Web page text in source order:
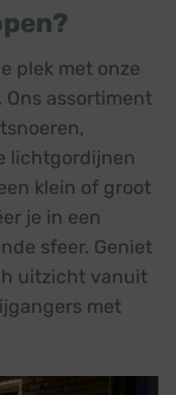
plek met onze
assortiment
lichtgordijnen
klein of groot
je in een
sfeer. Geniet
uitzicht vanuit
met